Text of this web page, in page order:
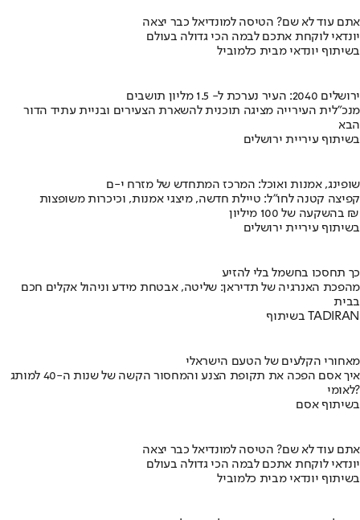
אתם עוד לא שם? הטיסה למונדיאל כבר יצאה
יונדאי לוקחת אתכם לבמה הכי גדולה בעולם
בשיתוף יונדאי מבית כלמוביל
ירושלים 2040: העיר נערכת ל- 1.5 מליון תושבים
מנכ"לית העירייה מציגה תוכנית להשארת הצעירים ובניית עתיד הדור
הבא
בשיתוף עיריית ירושלים
שופינג, אמנות ואוכל: המרכז המתחדש של מזרח י-ם
קפיצה קטנה לחו"ל: טיילת חדשה, מיצגי אמנות, וכיכרות משופצות
בהשקעה של 100 מיליון ₪
בשיתוף עיריית ירושלים
כך תחסכו בחשמל בלי להזיע
מהפכת האנרגיה של תדיראן: שליטה, אבטחת מידע וניהול אקלים חכם
בבית
בשיתוף TADIRAN
מאחורי הקלעים של הטעם הישראלי
איך אסם הפכה את תקופת הצנע והמחסור הקשה של שנות ה-40 למותג
לאומי?
בשיתוף אסם
אתם עוד לא שם? הטיסה למונדיאל כבר יצאה
יונדאי לוקחת אתכם לבמה הכי גדולה בעולם
בשיתוף יונדאי מבית כלמוביל